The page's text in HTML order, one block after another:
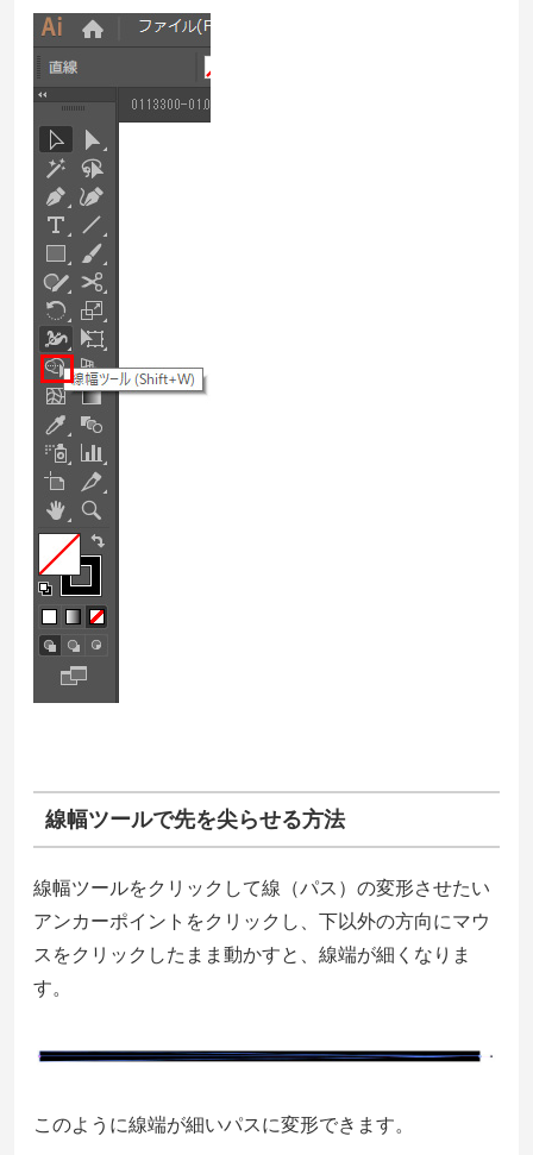
線幅ツールで先を尖らせる方法
線幅ツールをクリックして線（パス）の変形させたい
アンカーポイントをクリックし、下以外の方向にマウ
スをクリックしたまま動かすと、線端が細くなりま
す。
このように線端が細いパスに変形できます。